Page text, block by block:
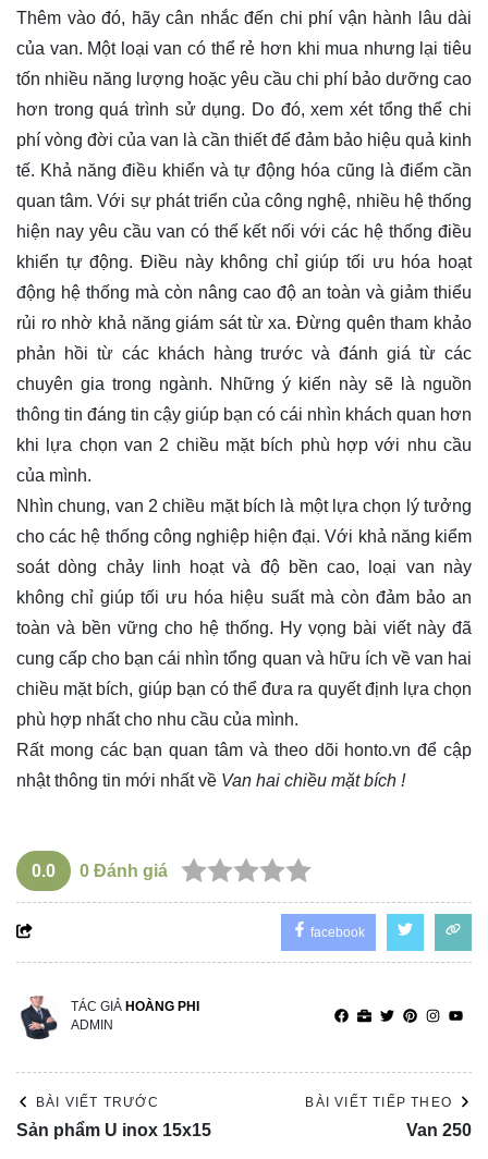
Thêm vào đó, hãy cân nhắc đến chi phí vận hành lâu dài
của van. Một loại van có thể rẻ hơn khi mua nhưng lại tiêu
tốn nhiều năng lượng hoặc yêu cầu chi phí bảo dưỡng cao
hơn trong quá trình sử dụng. Do đó, xem xét tổng thể chi
phí vòng đời của van là cần thiết để đảm bảo hiệu quả kinh
tế. Khả năng điều khiển và tự động hóa cũng là điểm cần
quan tâm. Với sự phát triển của công nghệ, nhiều hệ thống
hiện nay yêu cầu van có thể kết nối với các hệ thống điều
khiển tự động. Điều này không chỉ giúp tối ưu hóa hoạt
động hệ thống mà còn nâng cao độ an toàn và giảm thiểu
rủi ro nhờ khả năng giám sát từ xa. Đừng quên tham khảo
phản hồi từ các khách hàng trước và đánh giá từ các
chuyên gia trong ngành. Những ý kiến này sẽ là nguồn
thông tin đáng tin cậy giúp bạn có cái nhìn khách quan hơn
khi lựa chọn van 2 chiều mặt bích phù hợp với nhu cầu
của mình.
Nhìn chung, van 2 chiều mặt bích là một lựa chọn lý tưởng
cho các hệ thống công nghiệp hiện đại. Với khả năng kiểm
soát dòng chảy linh hoạt và độ bền cao, loại van này
không chỉ giúp tối ưu hóa hiệu suất mà còn đảm bảo an
toàn và bền vững cho hệ thống. Hy vọng bài viết này đã
cung cấp cho bạn cái nhìn tổng quan và hữu ích về van hai
chiều mặt bích, giúp bạn có thể đưa ra quyết định lựa chọn
phù hợp nhất cho nhu cầu của mình.
Rất mong các bạn quan tâm và theo dõi honto.vn để cập
nhật thông tin mới nhất về Van hai chiều mặt bích !
0.0 0 Đánh giá
facebook
TÁC GIẢ HOÀNG PHI
ADMIN
BÀI VIẾT TRƯỚC
Sản phẩm U inox 15x15
BÀI VIẾT TIẾP THEO
Van 250